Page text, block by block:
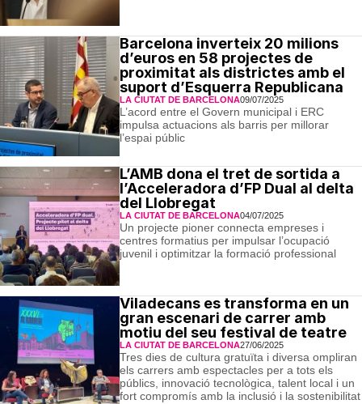
Barcelona inverteix 20 milions
d’euros en 58 projectes de
proximitat als districtes amb el
suport d’Esquerra Republicana
LA CIUTAT DE BARCELONA09/07/2025
L’acord entre el Govern municipal i ERC
impulsa actuacions als barris per millorar
l’espai públic
L’AMB dona el tret de sortida a
l’Acceleradora d’FP Dual al delta
del Llobregat
LA CIUTAT DE BARCELONA04/07/2025
Un projecte pioner connecta empreses i
centres formatius per impulsar l’ocupació
juvenil i optimitzar la formació professional
Viladecans es transforma en un
gran escenari de carrer amb
motiu del seu festival de teatre
LA CIUTAT DE BARCELONA27/06/2025
Tres dies de cultura gratuïta i diversa ompliran
els carrers amb espectacles per a tots els
públics, innovació tecnològica, talent local i un
fort compromís amb la inclusió i la sostenibilitat